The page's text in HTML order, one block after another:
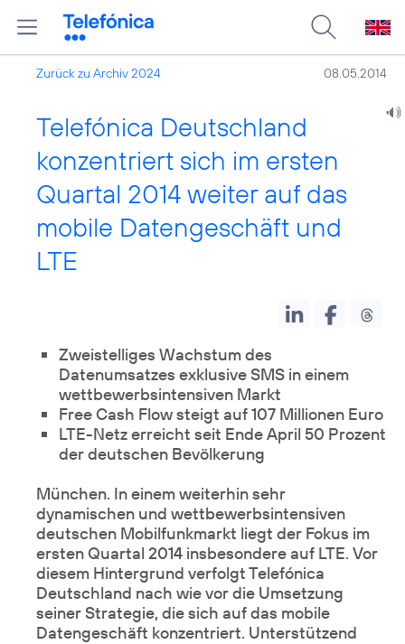
Zurück zu Archiv 2024 08.05.2014
Telefónica Deutschland
konzentriert sich im ersten
Quartal 2014 weiter auf das
mobile Datengeschäft und
LTE
Zweistelliges Wachstum des
Datenumsatzes exklusive SMS in einem
wettbewerbsintensiven Markt
Free Cash Flow steigt auf 107 Millionen Euro
LTE-Netz erreicht seit Ende April 50 Prozent
der deutschen Bevölkerung
München. In einem weiterhin sehr
dynamischen und wettbewerbsintensiven
deutschen Mobilfunkmarkt liegt der Fokus im
ersten Quartal 2014 insbesondere auf LTE. Vor
diesem Hintergrund verfolgt Telefónica
Deutschland nach wie vor die Umsetzung
seiner Strategie, die sich auf das mobile
Datengeschäft konzentriert. Unterstützend